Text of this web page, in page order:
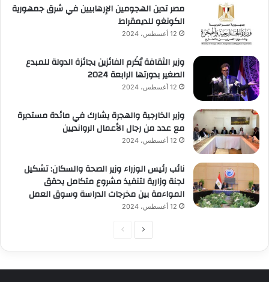
مصر تدين الهجومين الإرهابيين في شرق جمهورية
الكونغو للديمقراط
12 أغسطس، 2024
وزير الثقافة يُكَرم الفائزين بجائزة الدولة للمبدع
الصغير بدورتها الرابعة 2024
12 أغسطس، 2024
وزير الخارجية والهجرة يشارك في مائدة مستديرة
مع عدد من رجال الأعمال الروانديين
12 أغسطس، 2024
نائب رئيس الوزراء وزير الصحة والسكان: تشكيل
لجنة وزارية لتنفيذ مشروع متكامل يحقق
المواءمة بين مخرجات الدراسة وسوق العمل
12 أغسطس، 2024
الصفحةالصفحة